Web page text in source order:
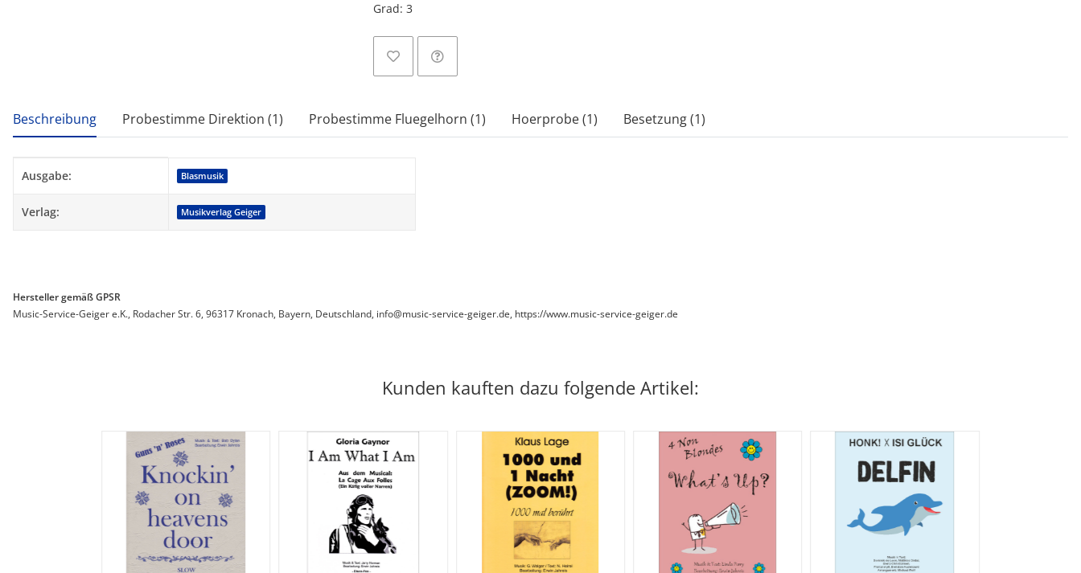
Grad: 3
weitere Registerkarten anzeigen
Beschreibung Probestimme Direktion (1) Probestimme Fluegelhorn (1) Hoerprobe (1) Besetzung (1)
Produkteigenschaft
Wert
Ausgabe: Blasmusik
Verlag: Musikverlag Geiger
Hersteller gemäß GPSR
Music-Service-Geiger e.K., Rodacher Str. 6, 96317 Kronach, Bayern, Deutschland, info@music-service-geiger.de, https://www.music-service-geiger.de
Kunden kauften dazu folgende Artikel: